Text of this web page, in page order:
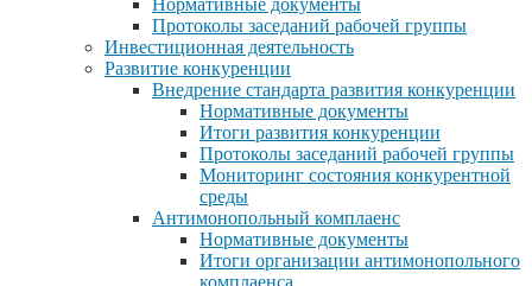
Нормативные документы
Протоколы заседаний рабочей группы
Инвестиционная деятельность
Развитие конкуренции
Внедрение стандарта развития конкуренции
Нормативные документы
Итоги развития конкуренции
Протоколы заседаний рабочей группы
Мониторинг состояния конкурентной
среды
Антимонопольный комплаенс
Нормативные документы
Итоги организации антимонопольного
комплаенса